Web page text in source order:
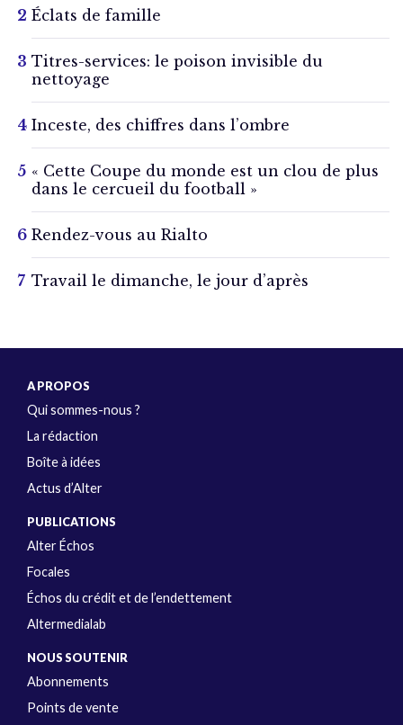
Éclats de famille
Titres-services: le poison invisible du
nettoyage
Inceste, des chiffres dans l’ombre
« Cette Coupe du monde est un clou de plus
dans le cercueil du football »
Rendez-vous au Rialto
Travail le dimanche, le jour d’après
A PROPOS
Qui sommes-nous ?
La rédaction
Boîte à idées
Actus d’Alter
PUBLICATIONS
Alter Échos
Focales
Échos du crédit et de l’endettement
Altermedialab
NOUS SOUTENIR
Abonnements
Points de vente